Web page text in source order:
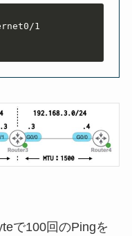
1
で100回のPingを